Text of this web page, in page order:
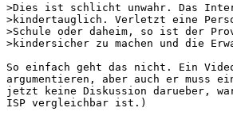
>Dies ist schlicht unwahr. Das
>kindertauglich. Verletzt eine
>Schule oder daheim, so ist der
>kindersicher zu machen und die
So einfach geht das nicht. Ein
argumentieren, aber auch er muss
jetzt keine Diskussion darueber,
ISP vergleichbar ist.)